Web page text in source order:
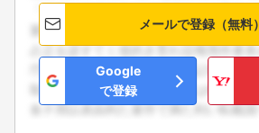
メールで登録（無料）
Google
で登録